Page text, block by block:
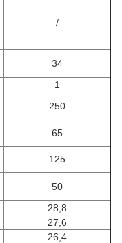
/
34
1
250
65
125
50
28,8
27,6
26,4